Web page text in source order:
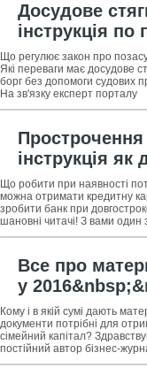
Досудове
інструкція
в досудовому
поради як
боргу
Що регулює закон про
Які переваги має досудове
борг без допомоги судових
На зв'язку експерт порталу
інструкція як
платежу + 3
Що робити при наявності
можна отримати кредитну
зробити банк при
шановні читачі! З вами
я
Все про
у
умови
використання
Кому і в якій сумі дають
документи потрібні для
сімейний капітал?
постійний автор бізнес-
поговоримо про